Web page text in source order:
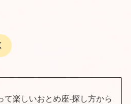
て楽しいおとめ座-探し方から